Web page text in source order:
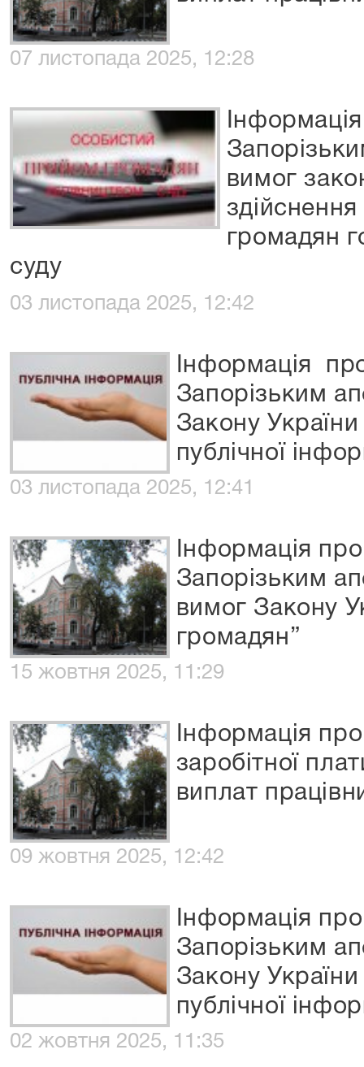
07 листопада 2025, 12:28
вимог
громадян
суду
03 листопада 2025, 12:42
Інформація
Запорізьким
Закону
публічної
03 листопада 2025, 12:41
Інформація
Запорізьким
вимог Закону
громадян”
15 жовтня 2025, 11:29
Інформація
заробітної
виплат
09 жовтня 2025, 12:42
Інформація
Запорізьким
Закону
публічної
02 жовтня 2025, 11:35